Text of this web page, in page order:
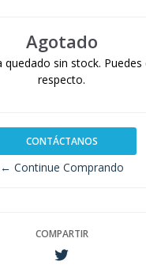
Agotado
quedado sin stock.
respecto.
CONTÁCTANOS
← Continue Comprando
COMPARTIR